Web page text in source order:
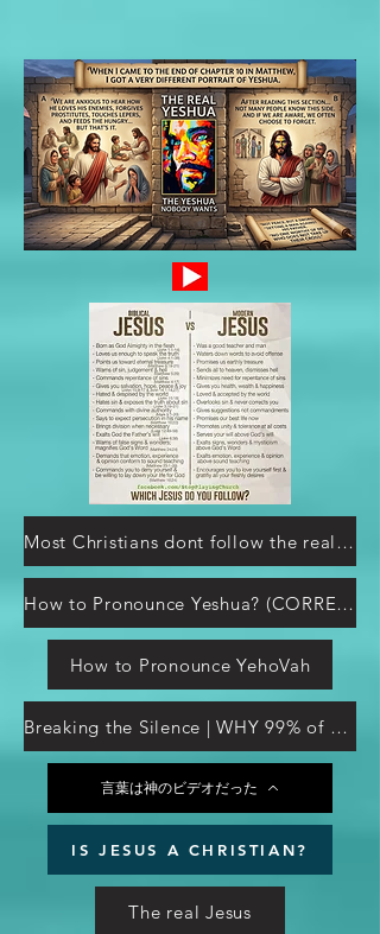
Most Christians dont follow the real Jesus
How to Pronounce Yeshua? (CORRECTLY)
How to Pronounce YehoVah
Breaking the Silence | WHY 99% of Churches Are NOT Telling You This A Rood Awakening! 233K subscribers Subscribe
言葉は神のビデオだった
IS JESUS A CHRISTIAN?
The real Jesus